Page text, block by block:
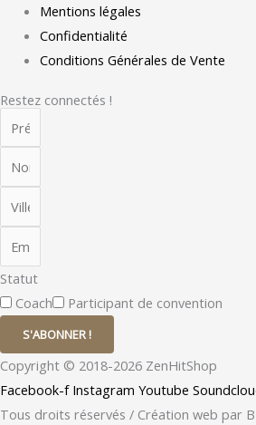
Mentions légales
Confidentialité
Conditions Générales de Vente
Restez connectés !
Statut
Coach
Participant de convention
S'ABONNER !
Copyright © 2018-2026 ZenHitShop
Facebook-f Instagram Youtube
Tous droits réservés / Création web par